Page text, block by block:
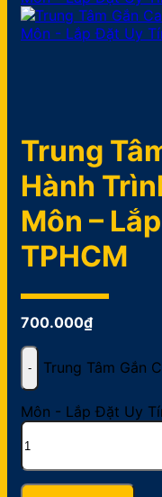
Trung
Hành
Môn –
TPHCM
700.000₫
Trung Tâm Gắn
Môn - Lắp Đặt Uy